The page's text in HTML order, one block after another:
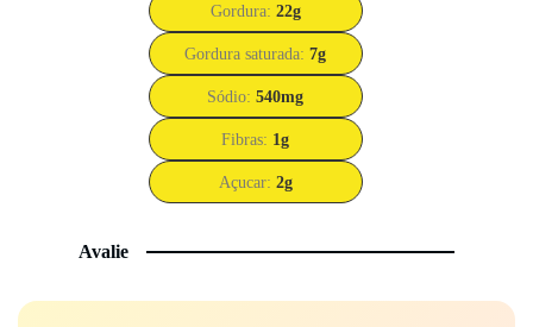
Gordura: 22g
Gordura saturada:7g
Sódio:540mg
Fibras: 1g
Açucar: 2g
Avalie